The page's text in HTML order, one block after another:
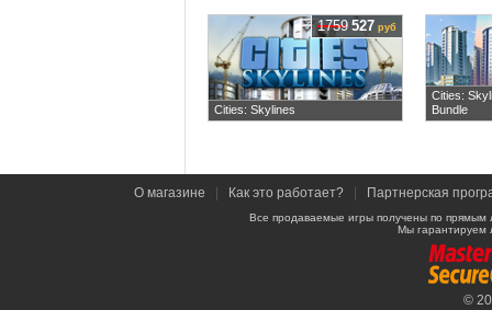
Cities: Skylines
1759 527 руб
Cities:
Bundle
О магазине Как это работает? Партнерская
Все продаваемые игры получены по
Мы гарантируем
©